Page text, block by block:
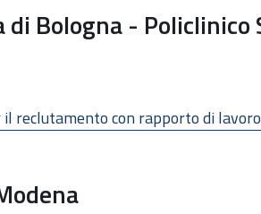
Bologna -
reclutamento con rapporto di